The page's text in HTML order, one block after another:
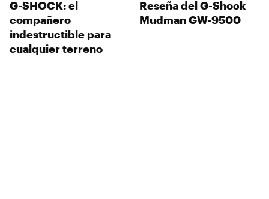
G-SHOCK: el
compañero
indestructible para
cualquier terreno
Reseña del G-Shock
Mudman GW-9500